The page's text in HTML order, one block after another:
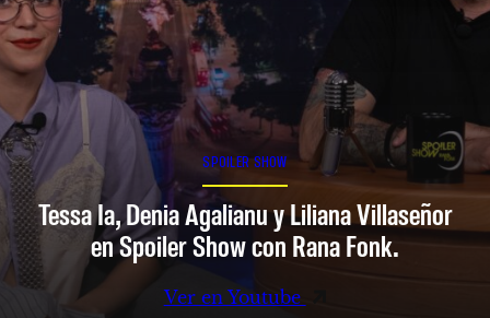
SPOILER SHOW
Tessa Ia, Denia Agalianu y Liliana Villaseñor
en Spoiler Show con Rana Fonk.
Ver en Youtube